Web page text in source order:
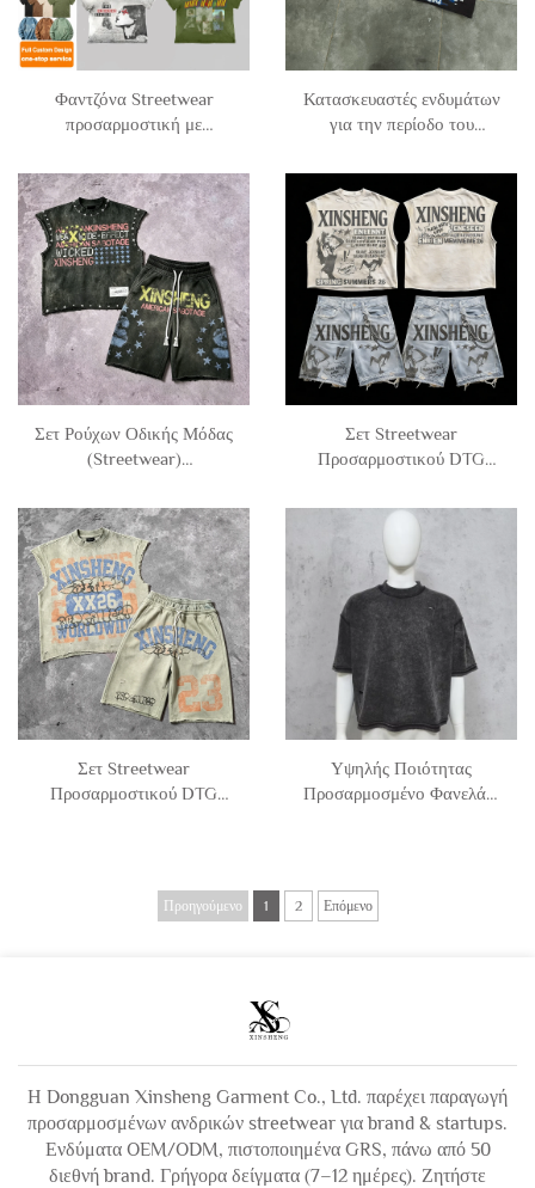
Φαντζόνα Streetwear
προσαρμοστική με
βιντάζ, φθαρμένη, με
οξειδωτικό πλύσιμο,
φαντζόνα με τετράγωνο
κοψίματος και κοντό
μοντέλο, με γραφικά
στοιχεία για άνδρες
Κατασκευαστές ενδυμάτων
για την περίοδο του
προσαρμοστικές φαντζόνες
μεγάλου μεγέθους από
γαλλικό τερι, κοντές και με
τετράγωνο κοψίματος,
φθαρμένες φαντζόνες με
γραφικά στοιχεία για
άνδρες
Σετ Ρούχων Οδικής Μόδας
(Streetwear)
Σιλκοσκρίν Εκτύπωση,
Μπλουζάκι Χωρίς Μανίκια
με Όξινο Πλύσιμο (Acid
Wash), Μπλουζάκι Χωρίς
Μανίκια με Ροδόλιθους
(Rhinestone) και
Μπλουζάκια Αθλητικά για
Άντρες
Σετ Streetwear
Προσαρμοστικού DTG
Χωρίς Μανίκια από 100%
Διαβρωμένο Γραφικό
Σχέδιο και Σορτς Από
Ντενίμ για Άντρες
Σετ Streetwear
Προσαρμοστικού DTG
Διαβρωμένο Γραφικό
Σχέδιο και Ξεβλέμπισμα
Υψηλής Ποιότητας
Προσαρμοσμένο Φανελάκι
Τρυπημένο, Κουτιστό
Μεγάλο Κομμένο
Προηγούμενο 1 2 Επόμενο
Η Dongguan Xinsheng Garment Co., Ltd. παρέχει παραγωγή
προσαρμοσμένων ανδρικών streetwear για brand & startups.
Ενδύματα OEM/ODM, πιστοποιημένα GRS, πάνω από 50
διεθνή brand. Γρήγορα δείγματα (7–12 ημέρες). Ζητήστε